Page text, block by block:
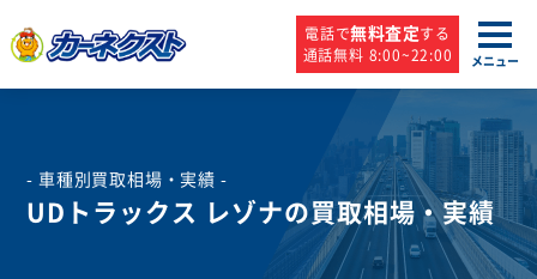
電話で無料査定する
通話無料 8:00~22:00
メニュー
- 車種別買取相場・実績 -
UDトラックス レゾナの買取相場・実績